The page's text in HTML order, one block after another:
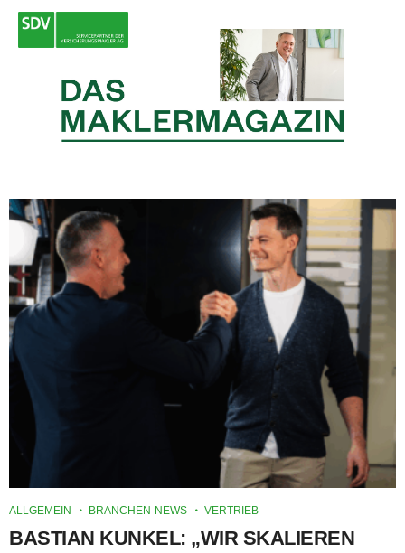
ALLGEMEIN BRANCHEN-NEWS VERTRIEB
BASTIAN KUNKEL: „WIR SKALIEREN